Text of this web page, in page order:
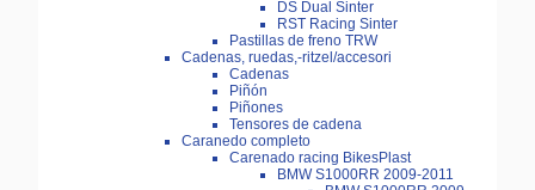
DS Dual Sinter
RST Racing Sinter
Pastillas de freno TRW
Cadenas, ruedas,-ritzel/accesori
Cadenas
Piñón
Piñones
Tensores de cadena
Caranedo completo
Carenado racing BikesPlast
BMW S1000RR 2009-2011